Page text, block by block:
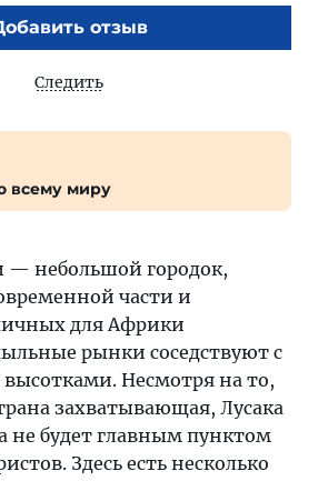
отзыв
Следить
всему миру
— небольшой городок,
части и
для Африки
рынки соседствуют с
высотками. Несмотря на то,
захватывающая, Лусака
не будет главным пунктом
Здесь есть несколько